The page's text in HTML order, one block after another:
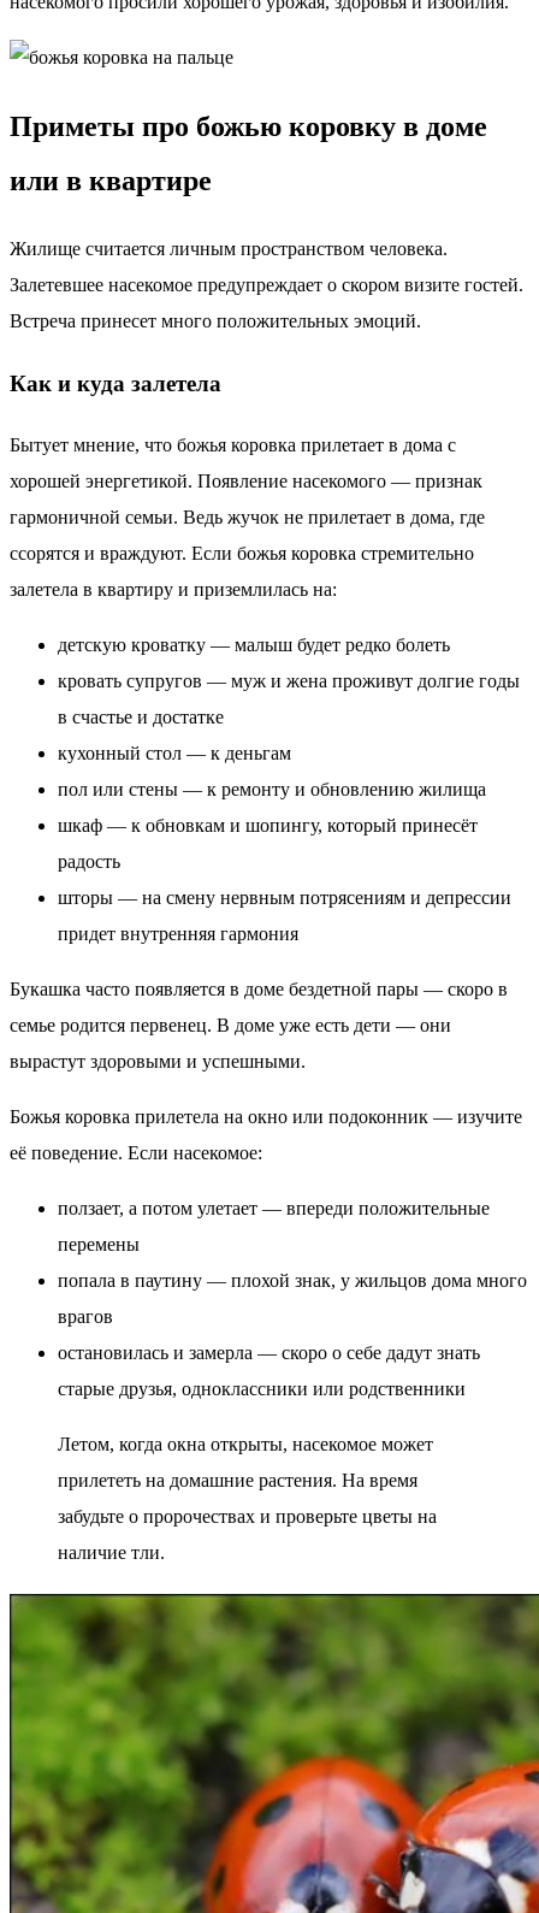
Приметы про божью коровку в доме
или в квартире
Жилище считается личным пространством человека.
Залетевшее насекомое предупреждает о скором визите гостей.
Встреча принесет много положительных эмоций.
Как и куда залетела
Бытует мнение, что божья коровка прилетает в дома с
хорошей энергетикой. Появление насекомого — признак
гармоничной семьи. Ведь жучок не прилетает в дома, где
ссорятся и враждуют. Если божья коровка стремительно
залетела в квартиру и приземлилась на:
детскую кроватку — малыш будет редко болеть
кровать супругов — муж и жена проживут долгие годы
в счастье и достатке
кухонный стол — к деньгам
пол или стены — к ремонту и обновлению жилища
шкаф — к обновкам и шопингу, который принесёт
радость
шторы — на смену нервным потрясениям и депрессии
придет внутренняя гармония
Букашка часто появляется в доме бездетной пары — скоро в
семье родится первенец. В доме уже есть дети — они
вырастут здоровыми и успешными.
Божья коровка прилетела на окно или подоконник — изучите
её поведение. Если насекомое:
ползает, а потом улетает — впереди положительные
перемены
попала в паутину — плохой знак, у жильцов дома много
врагов
остановилась и замерла — скоро о себе дадут знать
старые друзья, одноклассники или родственники
Летом, когда окна открыты, насекомое может
прилететь на домашние растения. На время
забудьте о пророчествах и проверьте цветы на
наличие тли.